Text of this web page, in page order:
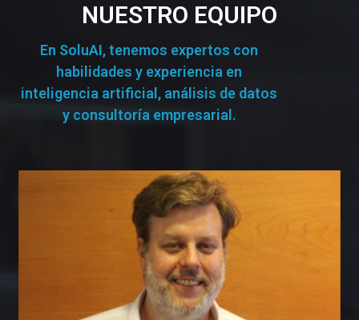
NUESTRO EQUIPO
En SoluAI, tenemos expertos con
habilidades y experiencia en
inteligencia artificial, análisis de datos
y consultoría empresarial.